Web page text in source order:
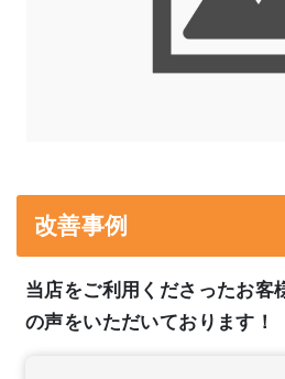
改善事例
当店をご利用くださったお客
の声をいただいております！